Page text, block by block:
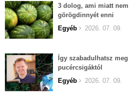
3 dolog, ami miatt
görögdinnyét enni
Egyéb
2026. 07. 09.
Így szabadulhatsz
pucércsigáktól
Egyéb
2026. 07. 09.